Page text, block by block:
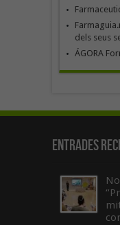
dels seus
ÁGORA
Entrades